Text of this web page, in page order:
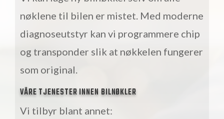
nøklene til bilen er mistet. Med moderne
diagnoseutstyr kan vi programmere chip
og transponder slik at nøkkelen fungerer
som original.
VÅRE TJENESTER INNEN BILNØKLER
Vi tilbyr blant annet: